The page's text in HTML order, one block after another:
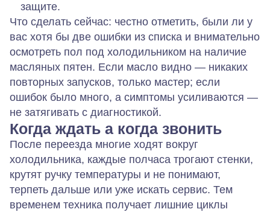
защите.
Что сделать сейчас: честно отметить, были ли у
вас хотя бы две ошибки из списка и внимательно
осмотреть пол под холодильником на наличие
масляных пятен. Если масло видно — никаких
повторных запусков, только мастер; если
ошибок было много, а симптомы усиливаются —
не затягивать с диагностикой.
Когда ждать а когда звонить
После переезда многие ходят вокруг
холодильника, каждые полчаса трогают стенки,
крутят ручку температуры и не понимают,
терпеть дальше или уже искать сервис. Тем
временем техника получает лишние циклы